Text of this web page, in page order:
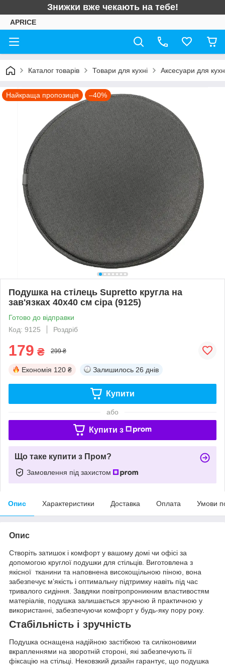
Знижки вже чекають на тебе!
APRICE
Каталог товарів Товари для кухні Аксесуари для
Найкраща пропозиція –40%
Подушка на стілець Supretto кругла на
зав'язках 40x40 см сіра (9125)
Готово до відправки
Код: 9125
Роздріб
179 ₴ 299 ₴
Економія 120 ₴ Залишилось 26 днів
Купити
або
Купити з
Що таке купити з Пром?
Замовлення під захистом
Опис Характеристики Доставка Оплата Умови
Опис
Створіть затишок і комфорт у вашому домі чи офісі за
допомогою круглої подушки для стільців. Виготовлена з
якісної тканини та наповнена високощільною піною, вона
забезпечує м’якість і оптимальну підтримку навіть під час
тривалого сидіння. Завдяки повітропроникним властивостям
матеріалів, подушка залишається зручною й практичною у
використанні, забезпечуючи комфорт у будь-яку пору року.
Стабільність і зручність
Подушка оснащена надійною застібкою та силіконовими
вкрапленнями на зворотній стороні, які забезпечують її
фіксацію на стільці. Нековзкий дизайн гарантує, що подушка